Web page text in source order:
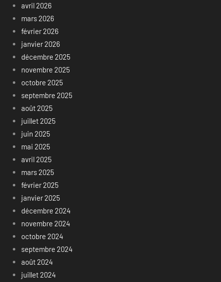
avril 2026
mars 2026
février 2026
janvier 2026
décembre 2025
novembre 2025
octobre 2025
septembre 2025
août 2025
juillet 2025
juin 2025
mai 2025
avril 2025
mars 2025
février 2025
janvier 2025
décembre 2024
novembre 2024
octobre 2024
septembre 2024
août 2024
juillet 2024